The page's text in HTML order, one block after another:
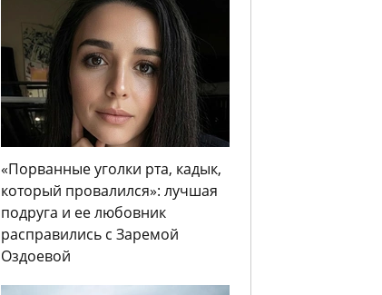
«Порванные уголки рта, кадык,
который провалился»: лучшая
подруга и ее любовник
расправились с Заремой
Оздоевой